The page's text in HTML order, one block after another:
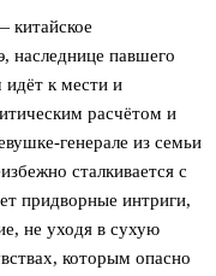
китайское
наследнице павшего
к мести и
расчётом и
генерале из семьи
сталкивается с
придворные интриги,
не уходя в сухую
которым опасно